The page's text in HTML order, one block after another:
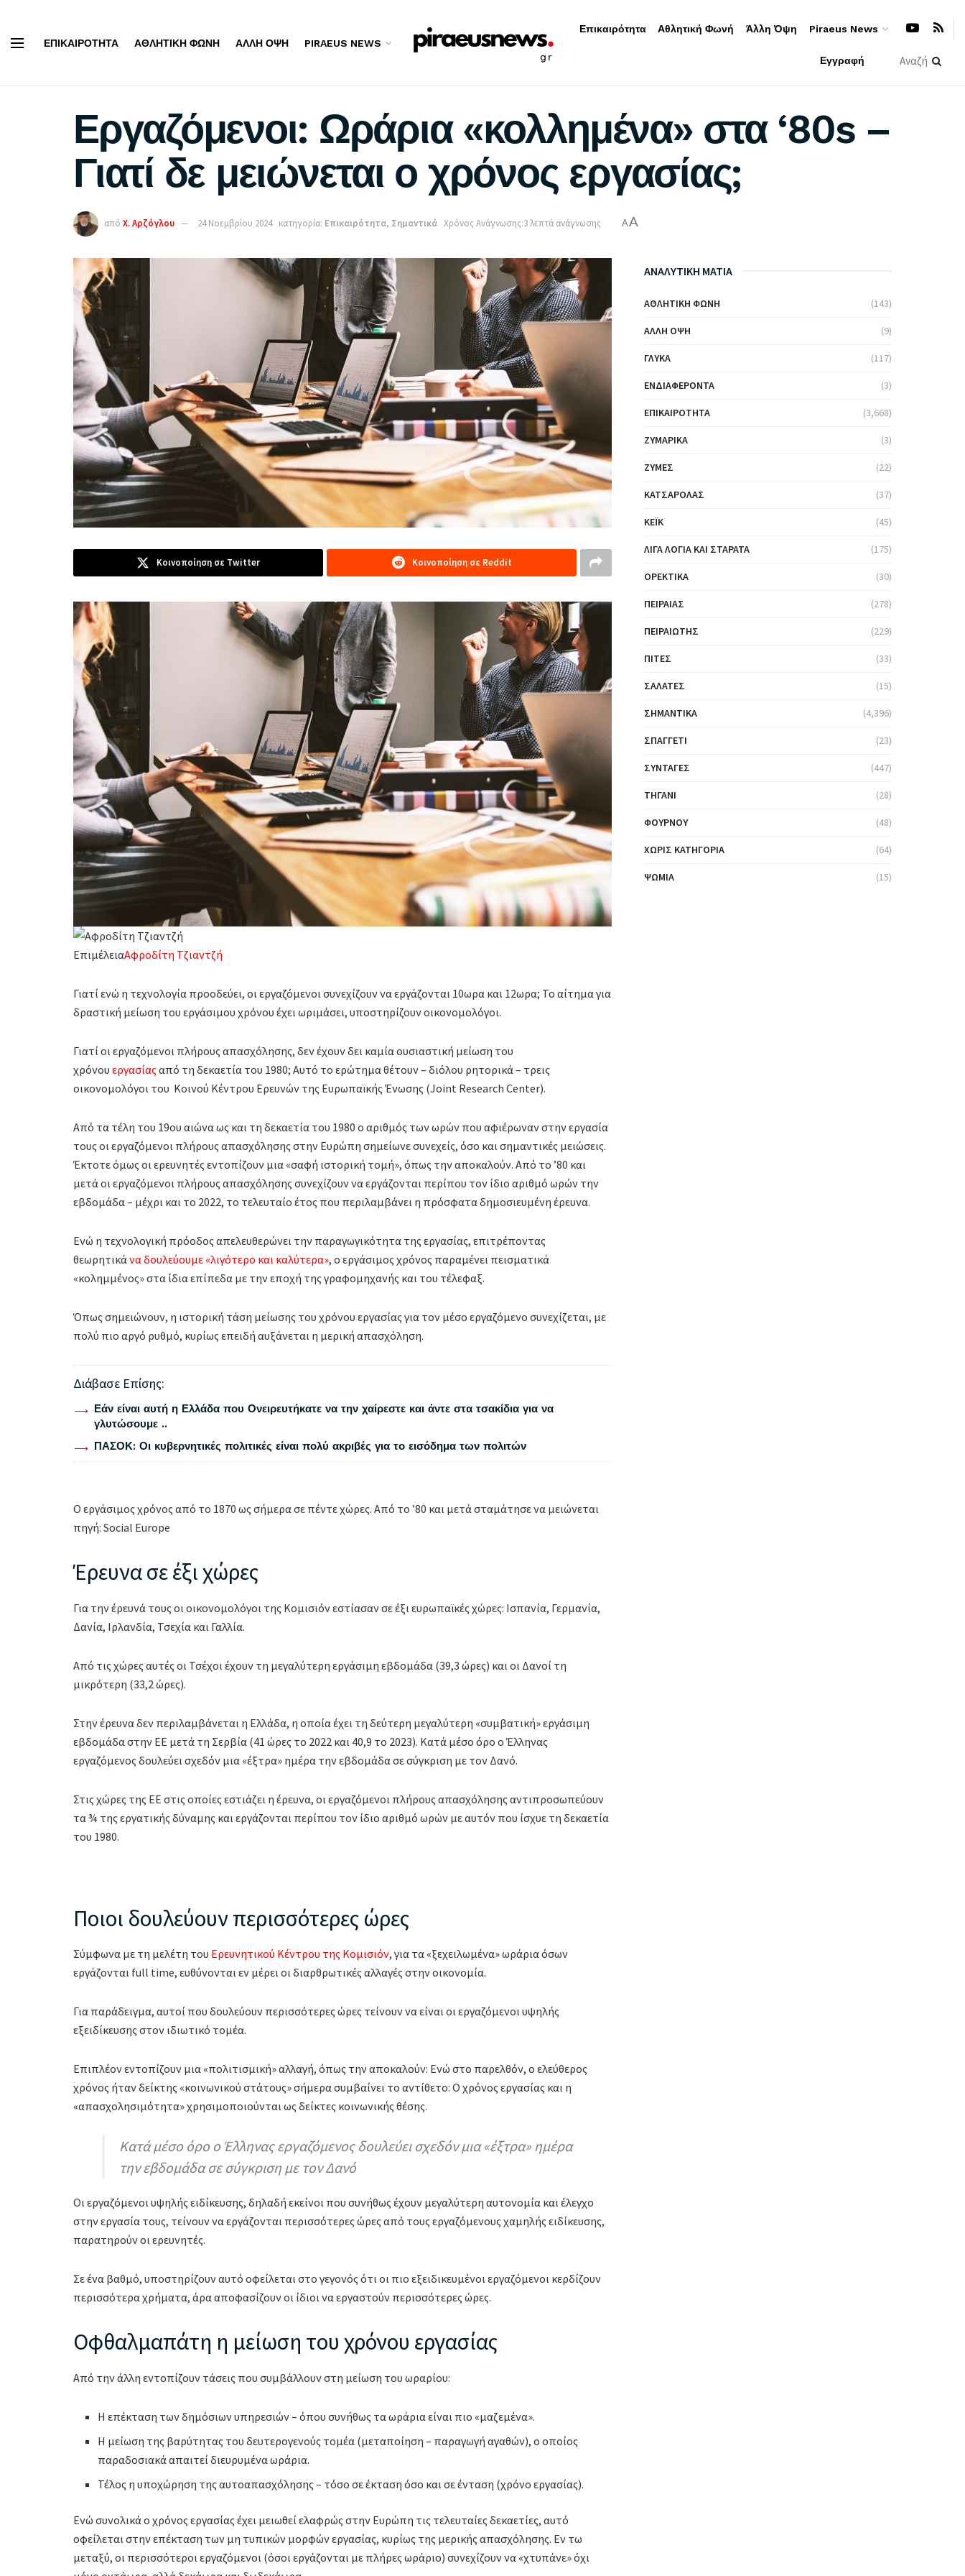
ΕΠΙΚΑΙΡΌΤΗΤΑ ΑΘΛΗΤΙΚΉ ΦΩΝΉ ΆΛΛΗ ΌΨΗ PIRAEUS NEWS
Επικαιρότητα Αθλητική Φωνή Άλλη Όψη Piraeus News
Εγγραφή
Εργαζόμενοι: Ωράρια «κολλημένα» στα ‘80s –
Γιατί δε μειώνεται ο χρόνος εργασίας;
από Χ. Αρζόγλου 24 Νοεμβρίου 2024 κατηγορία: Επικαιρότητα, Σημαντικά Χρόνος Ανάγνωσης:3 λεπτά ανάγνωσης AA
Κοινοποίηση σε Twitter Κοινοποίηση σε Reddit
ΕπιμέλειαΑφροδίτη Τζιαντζή
Γιατί ενώ η τεχνολογία προοδεύει, οι εργαζόμενοι συνεχίζουν να εργάζονται 10ωρα και 12ωρα; Το αίτημα για
δραστική μείωση του εργάσιμου χρόνου έχει ωριμάσει, υποστηρίζουν οικονομολόγοι.
Γιατί οι εργαζόμενοι πλήρους απασχόλησης, δεν έχουν δει καμία ουσιαστική μείωση του
χρόνου εργασίαςαπό τη δεκαετία του 1980; Αυτό το ερώτημα θέτουν – διόλου ρητορικά – τρεις
οικονομολόγοι του Κοινού Κέντρου Ερευνών της Ευρωπαϊκής Ένωσης (Joint Research Center).
Από τα τέλη του 19ου αιώνα ως και τη δεκαετία του 1980 ο αριθμός των ωρών που αφιέρωναν στην εργασία
τους οι εργαζόμενοι πλήρους απασχόλησης στην Ευρώπη σημείωνε συνεχείς, όσο και σημαντικές μειώσεις.
Έκτοτε όμως οι ερευνητές εντοπίζουν μια «σαφή ιστορική τομή», όπως την αποκαλούν. Από το ’80 και
μετά οι εργαζόμενοι πλήρους απασχόλησης συνεχίζουν να εργάζονται περίπου τον ίδιο αριθμό ωρών την
εβδομάδα – μέχρι και το 2022, το τελευταίο έτος που περιλαμβάνει η πρόσφατα δημοσιευμένη έρευνα.
Ενώ η τεχνολογική πρόοδος απελευθερώνει την παραγωγικότητα της εργασίας, επιτρέποντας
θεωρητικάνα δουλεύουμε «λιγότερο και καλύτερα», ο εργάσιμος χρόνος παραμένει πεισματικά
«κολημμένος» στα ίδια επίπεδα με την εποχή της γραφομηχανής και του τέλεφαξ.
Όπως σημειώνουν, η ιστορική τάση μείωσης του χρόνου εργασίας για τον μέσο εργαζόμενο συνεχίζεται, με
πολύ πιο αργό ρυθμό, κυρίως επειδή αυξάνεται η μερική απασχόληση.
Διάβασε Επίσης:
Εάν είναι αυτή η Ελλάδα που Ονειρευτήκατε να την χαίρεστε και άντε στα τσακίδια για να
γλυτώσουμε ..
ΠΑΣΟΚ: Οι κυβερνητικές πολιτικές είναι πολύ ακριβές για το εισόδημα των πολιτών
O εργάσιμος χρόνος από το 1870 ως σήμερα σε πέντε χώρες. Από το ’80 και μετά σταμάτησε να μειώνεται
πηγή: Social Europe
Έρευνα σε έξι χώρες
Για την έρευνά τους οι οικονομολόγοι της Κομισιόν εστίασαν σε έξι ευρωπαϊκές χώρες: Ισπανία, Γερμανία,
Δανία, Ιρλανδία, Τσεχία και Γαλλία.
Από τις χώρες αυτές οι Τσέχοι έχουν τη μεγαλύτερη εργάσιμη εβδομάδα (39,3 ώρες) και οι Δανοί τη
μικρότερη (33,2 ώρες).
Στην έρευνα δεν περιλαμβάνεται η Ελλάδα, η οποία έχει τη δεύτερη μεγαλύτερη «συμβατική» εργάσιμη
εβδομάδα στην ΕΕ μετά τη Σερβία (41 ώρες το 2022 και 40,9 το 2023). Κατά μέσο όρο ο Έλληνας
εργαζόμενος δουλεύει σχεδόν μια «έξτρα» ημέρα την εβδομάδα σε σύγκριση με τον Δανό.
Στις χώρες της ΕΕ στις οποίες εστιάζει η έρευνα, οι εργαζόμενοι πλήρους απασχόλησης αντιπροσωπεύουν
τα ¾ της εργατικής δύναμης και εργάζονται περίπου τον ίδιο αριθμό ωρών με αυτόν που ίσχυε τη δεκαετία
του 1980.
Ποιοι δουλεύουν περισσότερες ώρες
Σύμφωνα με τη μελέτη του Ερευνητικού Κέντρου της Κομισιόν, για τα «ξεχειλωμένα» ωράρια όσων
εργάζονται full time, ευθύνονται εν μέρει οι διαρθρωτικές αλλαγές στην οικονομία.
Για παράδειγμα, αυτοί που δουλεύουν περισσότερες ώρες τείνουν να είναι οι εργαζόμενοι υψηλής
εξειδίκευσης στον ιδιωτικό τομέα.
Επιπλέον εντοπίζουν μια «πολιτισμική» αλλαγή, όπως την αποκαλούν: Ενώ στο παρελθόν, ο ελεύθερος
χρόνος ήταν δείκτης «κοινωνικού στάτους» σήμερα συμβαίνει το αντίθετο: Ο χρόνος εργασίας και η
«απασχολησιμότητα» χρησιμοποιούνται ως δείκτες κοινωνικής θέσης.
Κατά μέσο όρο ο Έλληνας εργαζόμενος δουλεύει σχεδόν μια «έξτρα» ημέρα
την εβδομάδα σε σύγκριση με τον Δανό
Οι εργαζόμενοι υψηλής ειδίκευσης, δηλαδή εκείνοι που συνήθως έχουν μεγαλύτερη αυτονομία και έλεγχο
στην εργασία τους, τείνουν να εργάζονται περισσότερες ώρες από τους εργαζόμενους χαμηλής ειδίκευσης,
παρατηρούν οι ερευνητές.
Σε ένα βαθμό, υποστηρίζουν αυτό οφείλεται στο γεγονός ότι οι πιο εξειδικευμένοι εργαζόμενοι κερδίζουν
περισσότερα χρήματα, άρα αποφασίζουν οι ίδιοι να εργαστούν περισσότερες ώρες.
Οφθαλμαπάτη η μείωση του χρόνου εργασίας
Από την άλλη εντοπίζουν τάσεις που συμβάλλουν στη μείωση του ωραρίου:
Η επέκταση των δημόσιων υπηρεσιών – όπου συνήθως τα ωράρια είναι πιο «μαζεμένα».
Η μείωση της βαρύτητας του δευτερογενούς τομέα (μεταποίηση – παραγωγή αγαθών), ο οποίος
παραδοσιακά απαιτεί διευρυμένα ωράρια.
Τέλος η υποχώρηση της αυτοαπασχόλησης – τόσο σε έκταση όσο και σε ένταση (χρόνο εργασίας).
Ενώ συνολικά ο χρόνος εργασίας έχει μειωθεί ελαφρώς στην Ευρώπη τις τελευταίες δεκαετίες, αυτό
οφείλεται στην επέκταση των μη τυπικών μορφών εργασίας, κυρίως της μερικής απασχόλησης. Εν τω
μεταξύ, οι περισσότεροι εργαζόμενοι (όσοι εργάζονται με πλήρες ωράριο) συνεχίζουν να «χτυπάνε» όχι
ΑΝΑΛΥΤΙΚΗ ΜΑΤΙΑ
ΑΘΛΗΤΙΚΉ ΦΩΝΉ (143)
ΆΛΛΗ ΌΨΗ (9)
ΓΛΥΚΆ (117)
ΕΝΔΙΑΦΈΡΟΝΤΑ (3)
ΕΠΙΚΑΙΡΌΤΗΤΑ (3,668)
ΖΥΜΑΡΙΚΆ (3)
ΖΎΜΕΣ (22)
ΚΑΤΣΑΡΌΛΑΣ (37)
ΚΈΙΚ (45)
ΛΊΓΑ ΛΌΓΙΑ ΚΑΙ ΣΤΑΡΆΤΑ (175)
ΟΡΕΚΤΙΚΆ (30)
ΠΕΙΡΑΙΆΣ (278)
ΠΕΙΡΑΙΏΤΗΣ (229)
ΠΊΤΕΣ (33)
ΣΑΛΆΤΕΣ (15)
ΣΗΜΑΝΤΙΚΆ (4,396)
ΣΠΑΓΓΈΤΙ (23)
ΣΥΝΤΑΓΈΣ (447)
ΤΗΓΆΝΙ (28)
ΦΟΎΡΝΟΥ (48)
ΧΩΡΊΣ ΚΑΤΗΓΟΡΊΑ (64)
ΨΩΜΙΆ (15)